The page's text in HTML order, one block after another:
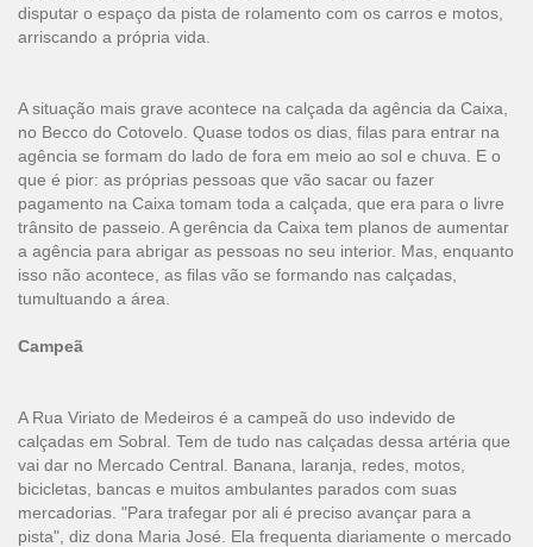
disputar o espaço da pista de rolamento com os carros e motos,
arriscando a própria vida.
A situação mais grave acontece na calçada da agência da Caixa,
no Becco do Cotovelo. Quase todos os dias, filas para entrar na
agência se formam do lado de fora em meio ao sol e chuva. E o
que é pior: as próprias pessoas que vão sacar ou fazer
pagamento na Caixa tomam toda a calçada, que era para o livre
trânsito de passeio. A gerência da Caixa tem planos de aumentar
a agência para abrigar as pessoas no seu interior. Mas, enquanto
isso não acontece, as filas vão se formando nas calçadas,
tumultuando a área.
Campeã
A Rua Viriato de Medeiros é a campeã do uso indevido de
calçadas em Sobral. Tem de tudo nas calçadas dessa artéria que
vai dar no Mercado Central. Banana, laranja, redes, motos,
bicicletas, bancas e muitos ambulantes parados com suas
mercadorias. "Para trafegar por ali é preciso avançar para a
pista", diz dona Maria José. Ela frequenta diariamente o mercado